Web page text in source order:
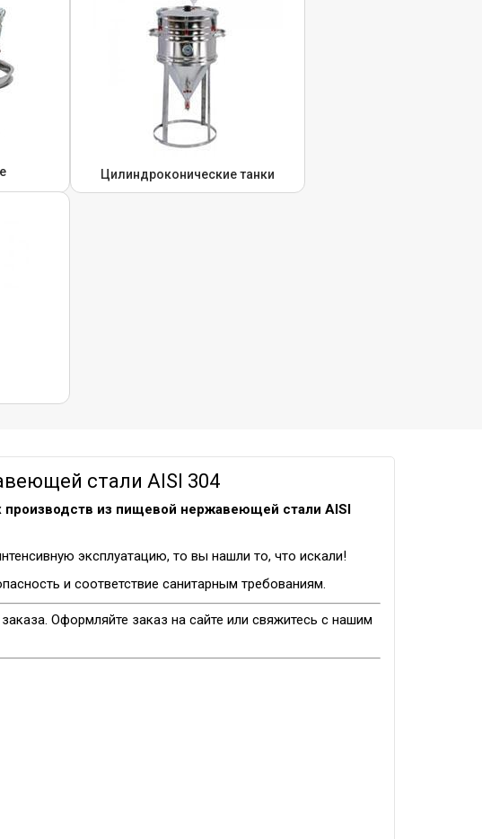
Цилиндроконические танки
стали AISI 304
из пищевой нержавеющей стали AISI
эксплуатацию, то вы нашли то, что искали!
и соответствие санитарным требованиям.
Оформляйте заказ на сайте или свяжитесь с нашим